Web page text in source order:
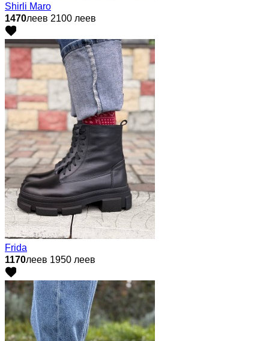
Shirli Maro
1470леев 2100 леев
Frida
1170леев 1950 леев